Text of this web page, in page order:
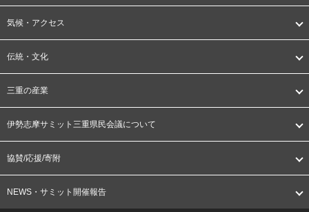
気候・アクセス
伝統・文化
三重の産業
伊勢志摩サミット三重県民会議について
協賛/応援/寄附
NEWS・サミット開催報告